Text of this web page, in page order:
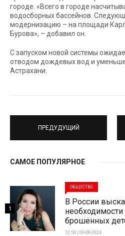
городе. «Всего в городе
водосборных бассейнов.
модернизацию – на площади
Бурова», – добавил он.
С запуском новой системы
отводом дождевых вод и
Aстрахани.
ПРЕДУДУЩИЙ
САМОЕ ПОПУЛЯРНОЕ
ОБЩЕСТВО
В России
брошенных
12:54 | 09-08-2024
1